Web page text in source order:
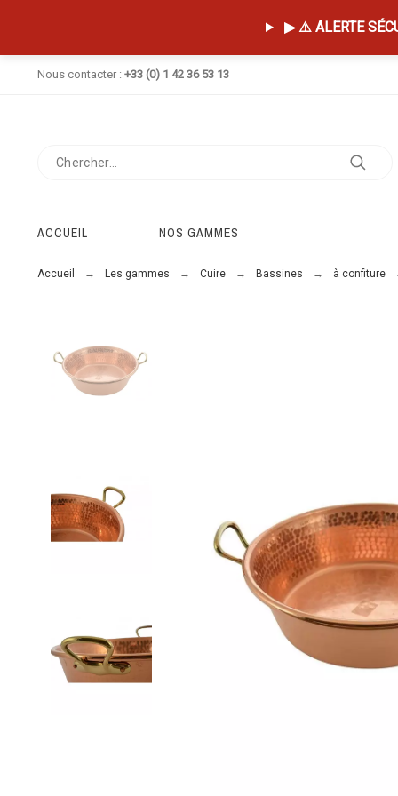
▶ ⚠️ ALERTE
Nous contacter : +33 (0) 1 42 36 53 13
ACCUEIL NOS GAMMES
Accueil Les gammes Cuire Bassines à confiture